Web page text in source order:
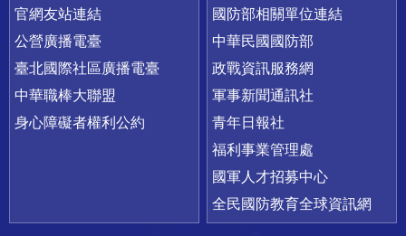
官網友站連結
公營廣播電臺
臺北國際社區廣播電臺
中華職棒大聯盟
身心障礙者權利公約
國防部相關單位連結
中華民國國防部
政戰資訊服務網
軍事新聞通訊社
青年日報社
福利事業管理處
國軍人才招募中心
全民國防教育全球資訊網